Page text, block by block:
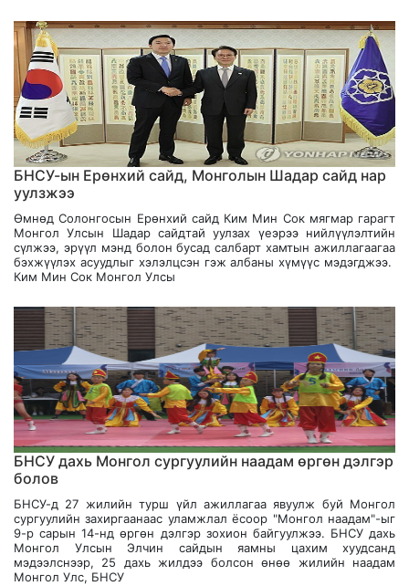
БНСУ-ын Ерөнхий сайд, Монголын Шадар сайд нар
уулзжээ
Өмнөд Солонгосын Ерөнхий сайд Ким Мин Сок мягмар гарагт
Монгол Улсын Шадар сайдтай уулзах үеэрээ нийлүүлэлтийн
сүлжээ, эрүүл мэнд болон бусад салбарт хамтын ажиллагаагаа
бэхжүүлэх асуудлыг хэлэлцсэн гэж албаны хүмүүс мэдэгджээ.
Ким Мин Сок Монгол Улсы
БНСУ дахь Монгол сургуулийн наадам өргөн дэлгэр
болов
БНСУ-д 27 жилийн турш үйл ажиллагаа явуулж буй Монгол
сургуулийн захиргаанаас уламжлал ёсоор "Монгол наадам"-ыг
9-р сарын 14-нд өргөн дэлгэр зохион байгуулжээ. БНСУ дахь
Монгол Улсын Элчин сайдын яамны цахим хуудсанд
мэдээлснээр, 25 дахь жилдээ болсон өнөө жилийн наадам
Монгол Улс, БНСУ